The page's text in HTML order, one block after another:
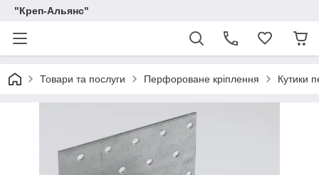
"Креп-Альянс"
Товари та послуги Перфороване кріплення Кутики